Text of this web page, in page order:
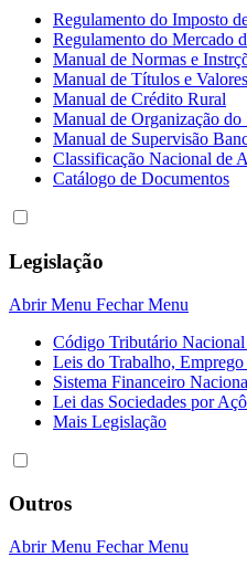
Regulamento do Imposto
Regulamento do Mercado
Manual de Normas e
Manual de Títulos e
Manual de Crédito Rural
Manual de Organização do
Manual de Supervisão
Classificação Nacional de
Catálogo de Documentos
Legislação
Abrir Menu Fechar Menu
Código Tributário
Leis do Trabalho, Emprego
Sistema Financeiro
Lei das Sociedades por
Mais Legislação
Outros
Abrir Menu Fechar Menu